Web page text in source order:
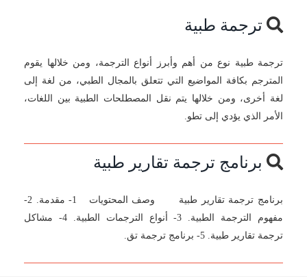
ترجمة طبية
ترجمة طبية نوع من أهم وأبرز أنواع الترجمة، ومن خلالها يقوم
المترجم بكافة المواضيع التي تتعلق بالمجال الطبي، من لغة إلى
لغة أخرى، ومن خلالها يتم نقل المصطلحات الطبية بين اللغات،
الأمر الذي يؤدي إلى تطو.
برنامج ترجمة تقارير طبية
برنامج ترجمة تقارير طبية وصف المحتويات 1- مقدمة. 2-
مفهوم الترجمة الطبية. 3- أنواع الترجمات الطبية. 4- مشاكل
ترجمة تقارير طبية. 5- برنامج ترجمة تق.